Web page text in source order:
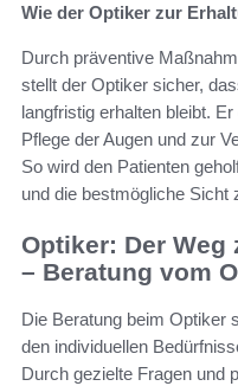
Wie der Optiker zur
Durch präventive
stellt der Optiker sicher,
langfristig erhalten bleibt.
Pflege der Augen und zur
So wird den Patienten
und die bestmögliche Sicht
Optiker: Der
– Beratung vom
Die Beratung beim Optiker
den individuellen
Durch gezielte Fragen und